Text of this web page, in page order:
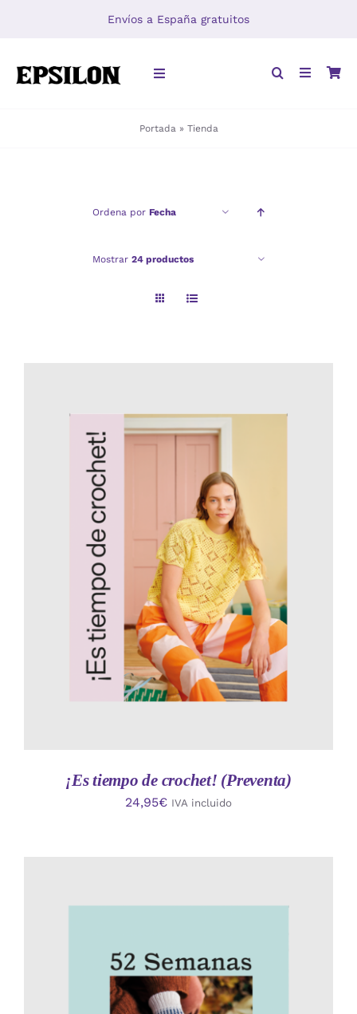
Envíos a España gratuitos
Toggle
Portada » Tienda
Ordena por Fecha
Mostrar 24 productos
AÑADIR AL CARRITO
/
DETALLES
¡Es tiempo de crochet! (Preventa)
24,95€ IVA incluido